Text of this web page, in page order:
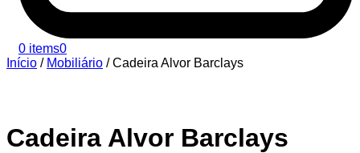
0 items0
Início / Mobiliário /Cadeira Alvor Barclays
Cadeira Alvor Barclays